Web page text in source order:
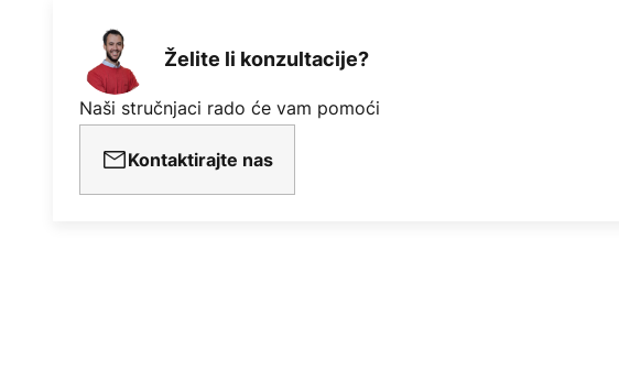
Želite li konzultacije?
Naši stručnjaci rado će vam pomoći
Kontaktirajte nas